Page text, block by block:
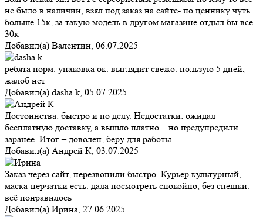
не было в наличии, взял под заказ на сайте- по ценнику чуть
больше 15к, за такую модель в другом магазине отдыл бы все
30к
Добавил(а) Валентин, 06.07.2025
ребята норм. упаковка ок. выглядит свежо. пользую 5 дней,
жалоб нет
Добавил(а) dasha k, 05.07.2025
Достоинства: быстро и по делу. Недостатки: ожидал
бесплатную доставку, а вышло платно – но предупредили
заранее. Итог – доволен, беру для работы.
Добавил(а) Андрей К, 03.07.2025
Заказ через сайт, перезвонили быстро. Курьер культурный,
маска-перчатки есть. дала посмотреть спокойно, без спешки.
всё понравилось
Добавил(а) Ирина, 27.06.2025